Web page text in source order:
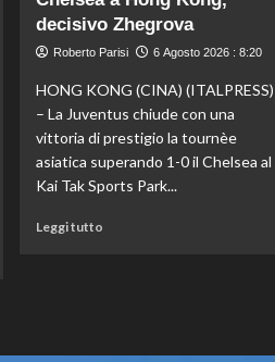
ottavi
Masters
1000
Montreal,
Shang
battuto
in
set
decisivo Zhegrova
Roberto Parisi 6 Agosto 2026 : 8:20
HONG KONG (CINA) (ITALPRESS)
– La Juventus chiude con una
vittoria di prestigio la tournèe
asiatica superando 1-0 il Chelsea al
Kai Tak Sports Park...
Leggi tuttoLeggi